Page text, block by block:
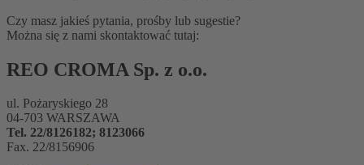
Czy masz jakieś pytania, prośby lub sugestie?
Można się z nami skontaktować tutaj:
REO CROMA Sp. z o.o.
ul. Pożaryskiego 28
04-703 WARSZAWA
Tel. 22/8126182; 8123066
Fax. 22/8156906